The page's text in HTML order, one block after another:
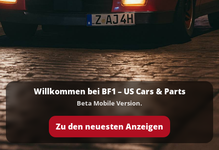
Willkommen bei BF1 – US Cars & Parts
Beta Mobile Version.
Zu den neuesten Anzeigen